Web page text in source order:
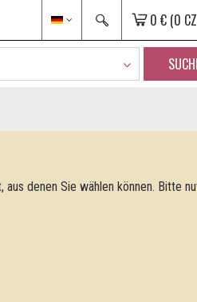
0 € (0
denen Sie wählen können. Bitte